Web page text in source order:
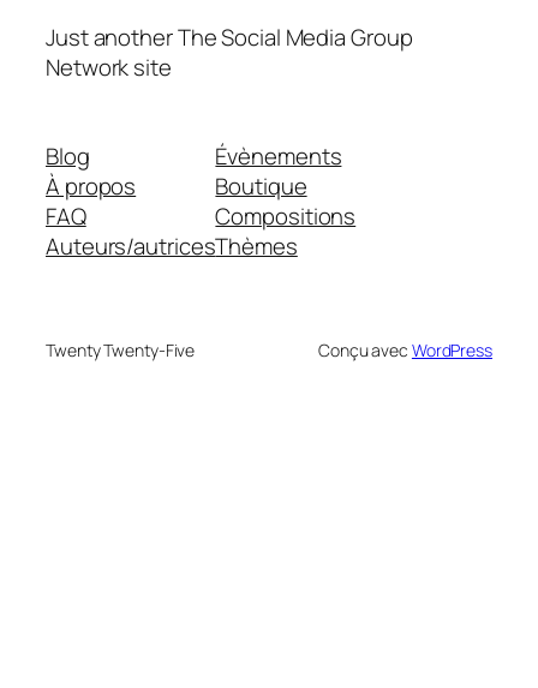
Just another The Social Media Group
Network site
Blog
À propos
FAQ
Auteurs/autrices
Évènements
Boutique
Compositions
Thèmes
Twenty Twenty-Five Conçu avec WordPress